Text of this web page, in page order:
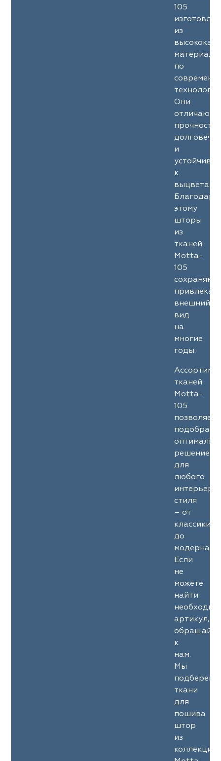
105
из
по
Они
и
к
Благодаря
этому
шторы
из
тканей
Motta-
105
сохраняют
внешний
вид
на
многие
годы.
тканей
Motta-
105
позволяет
подобрать
решение
для
любого
стиля
– от
классики
до
модерна.
Если
не
можете
найти
артикул,
к
нам.
Мы
подберем
ткани
для
пошива
штор
из